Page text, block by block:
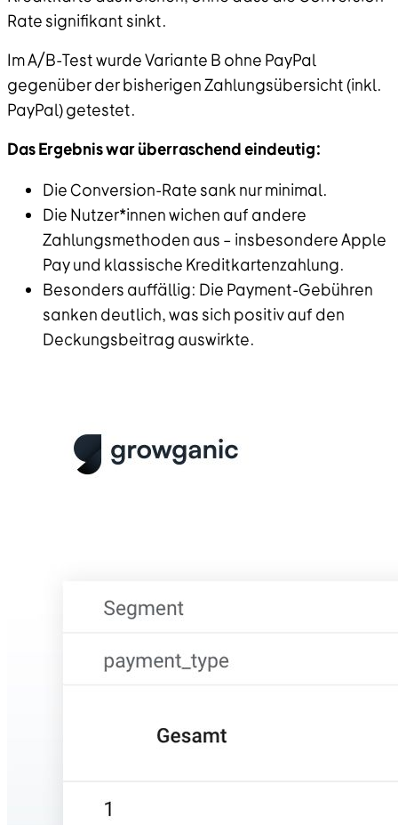
Rate signifikant sinkt.
Im A/B-Test wurde Variante B ohne PayPal
gegenüber der bisherigen Zahlungsübersicht (inkl.
PayPal) getestet.
Das Ergebnis war überraschend eindeutig:
Die Conversion-Rate sank nur minimal.
Die Nutzer*innen wichen auf andere
Zahlungsmethoden aus – insbesondere Apple
Pay und klassische Kreditkartenzahlung.
Besonders auffällig: Die Payment-Gebühren
sanken deutlich, was sich positiv auf den
Deckungsbeitrag auswirkte.